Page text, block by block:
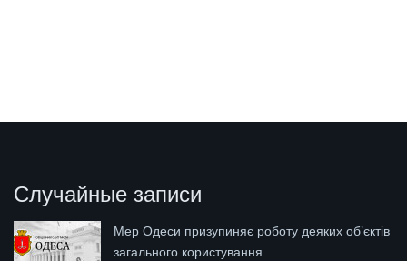
Случайные записи
Мер Одеси призупиняє роботу деяких об’єктів
загального користування